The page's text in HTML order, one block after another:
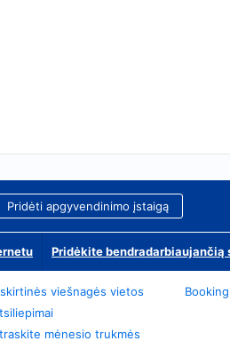
Pridėti apgyvendinimo įstaigą
Pridėkite bendradarbiaujančią
viešnagės vietos
mėnesio trukmės